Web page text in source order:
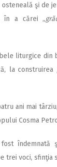
osteneală şi
în a cărei „
liturgice din
la construirea
ani mai
Cosma
îndemnată
trei voci, sfinţia